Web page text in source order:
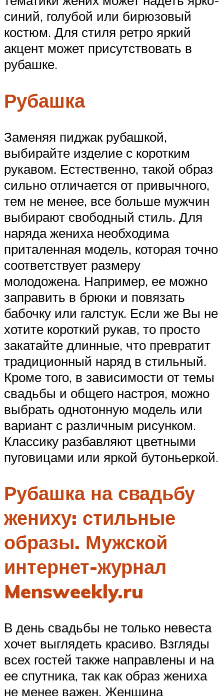
синий, голубой или бирюзовый
костюм. Для стиля ретро яркий
акцент может присутствовать в
рубашке.
Рубашка
Заменяя пиджак рубашкой,
выбирайте изделие с коротким
рукавом. Естественно, такой образ
сильно отличается от привычного,
тем не менее, все больше мужчин
выбирают свободный стиль. Для
наряда жениха необходима
приталенная модель, которая точно
соответствует размеру
молодожена. Например, ее можно
заправить в брюки и повязать
бабочку или галстук. Если же Вы не
хотите короткий рукав, то просто
закатайте длинные, что превратит
традиционный наряд в стильный.
Кроме того, в зависимости от темы
свадьбы и общего настроя, можно
выбрать однотонную модель или
вариант с различным рисунком.
Классику разбавляют цветными
пуговицами или яркой бутоньеркой.
Рубашка на свадьбу
жениху: стильные
образы. Мужской
интернет-журнал
Mensweekly.ru
В день свадьбы не только невеста
хочет выглядеть красиво. Взгляды
всех гостей также направлены и на
ее спутника, так как образ жениха
не менее важен. Женщина